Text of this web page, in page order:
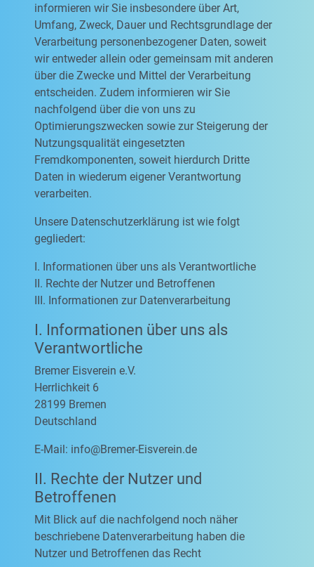
informieren wir Sie insbesondere über Art,
Umfang, Zweck, Dauer und Rechtsgrundlage der
Verarbeitung personenbezogener Daten, soweit
wir entweder allein oder gemeinsam mit anderen
über die Zwecke und Mittel der Verarbeitung
entscheiden. Zudem informieren wir Sie
nachfolgend über die von uns zu
Optimierungszwecken sowie zur Steigerung der
Nutzungsqualität eingesetzten
Fremdkomponenten, soweit hierdurch Dritte
Daten in wiederum eigener Verantwortung
verarbeiten.
Unsere Datenschutzerklärung ist wie folgt
gegliedert:
I. Informationen über uns als Verantwortliche
II. Rechte der Nutzer und Betroffenen
III. Informationen zur Datenverarbeitung
I. Informationen über uns als
Verantwortliche
Bremer Eisverein e.V.
Herrlichkeit 6
28199 Bremen
Deutschland
E-Mail: info@Bremer-Eisverein.de
II. Rechte der Nutzer und
Betroffenen
Mit Blick auf die nachfolgend noch näher
beschriebene Datenverarbeitung haben die
Nutzer und Betroffenen das Recht